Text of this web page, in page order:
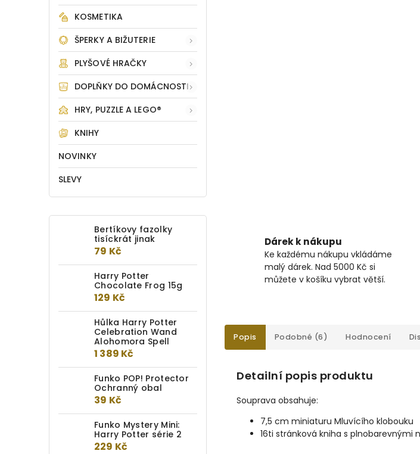
KOSMETIKA
ŠPERKY A BIŽUTERIE
PLYŠOVÉ HRAČKY
DOPLŇKY DO DOMÁCNOSTI
HRY, PUZZLE A LEGO®
KNIHY
NOVINKY
SLEVY
Bertíkovy fazolky
tisíckrát jinak
79 Kč
Harry Potter
Chocolate Frog 15g
129 Kč
Hůlka Harry Potter
Celebration Wand
Alohomora Spell
1 389 Kč
Funko POP! Protector
Ochranný obal
39 Kč
Funko Mystery Mini:
Harry Potter série 2
229 Kč
Dárek k nákupu
Ke každému nákupu vkládáme
malý dárek. Nad 5000 Kč si
můžete v košíku vybrat větší.
Popis Podobné (6) Hodnocení
Detailní popis produktu
Souprava obsahuje:
7,5 cm miniaturu Mluvícího klobouku
16ti stránková kniha s plnobarevnými